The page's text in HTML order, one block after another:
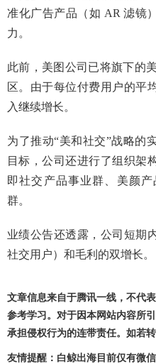
准化广告产品（如 AR 滤镜
力。
此前，美图公司已将旗下的
区。由于每位付费用户的平
入继续增长。
为了推动“美和社交”战略的
目标，公司还进行了组织架
即社交产品事业群、美颜
群。
业绩公告还透露，公司短期
社交用户）和毛利的双增长。
文章信息来自于腾讯一线，不代
参考学习。对于因本网站内容所
承担侵权行为的连带责任。如若
友情提醒：白鲸出海目前仅有微